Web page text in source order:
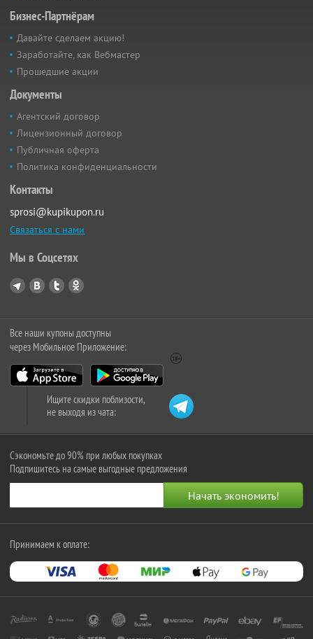
Бизнес-Партнёрам
Давайте сделаем акцию!
Заработайте, как Вебмастер
Прошедшие акции
Документы
Агентский договор
Лицензионный договор
Публичная оферта
Политика конфиденциальности
Контакты
sprosi@kupikupon.ru
Связаться с нами
Мы в Соцсетях
Все наши купоны доступны
через Мобильное Приложение:
Ищите скидки поблизости,
не выходя из чата:
Сэкономьте до 90% при любых покупках
Подпишитесь на самые выгодные предложения
Принимаем к оплате: